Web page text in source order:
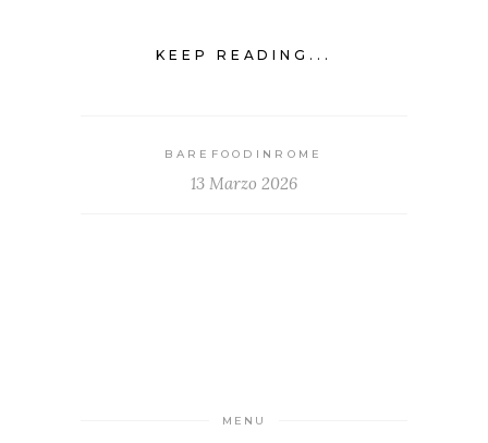
KEEP READING...
BAREFOODINROME
13 Marzo 2026
MENU